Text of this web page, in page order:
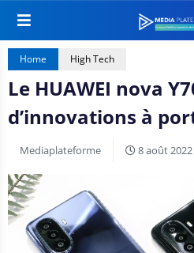
Home High Tech
Le HUAWEI nova
d’innovations à
Mediaplateforme 8 août 2022